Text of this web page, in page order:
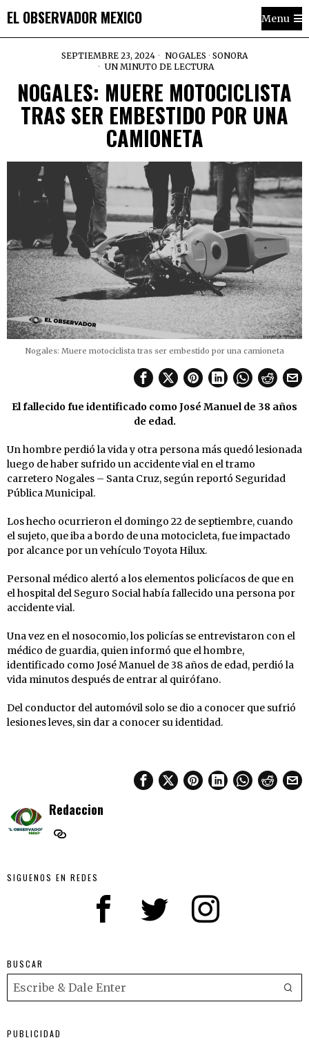
EL OBSERVADOR MEXICO Menu
SEPTIEMBRE 23, 2024 NOGALES · SONORA
UN MINUTO DE LECTURA
NOGALES: MUERE MOTOCICLISTA
TRAS SER EMBESTIDO POR UNA
CAMIONETA
Nogales: Muere motociclista tras ser embestido por una camioneta
El fallecido fue identificado como José Manuel de 38 años
de edad.
Un hombre perdió la vida y otra persona más quedó lesionada
luego de haber sufrido un accidente vial en el tramo
carretero Nogales – Santa Cruz, según reportó Seguridad
Pública Municipal.
Los hecho ocurrieron el domingo 22 de septiembre, cuando
el sujeto, que iba a bordo de una motocicleta, fue impactado
por alcance por un vehículo Toyota Hilux.
Personal médico alertó a los elementos policíacos de que en
el hospital del Seguro Social había fallecido una persona por
accidente vial.
Una vez en el nosocomio, los policías se entrevistaron con el
médico de guardia, quien informó que el hombre,
identificado como José Manuel de 38 años de edad, perdió la
vida minutos después de entrar al quirófano.
Del conductor del automóvil solo se dio a conocer que sufrió
lesiones leves, sin dar a conocer su identidad.
Redaccion
SIGUENOS EN REDES
BUSCAR
PUBLICIDAD